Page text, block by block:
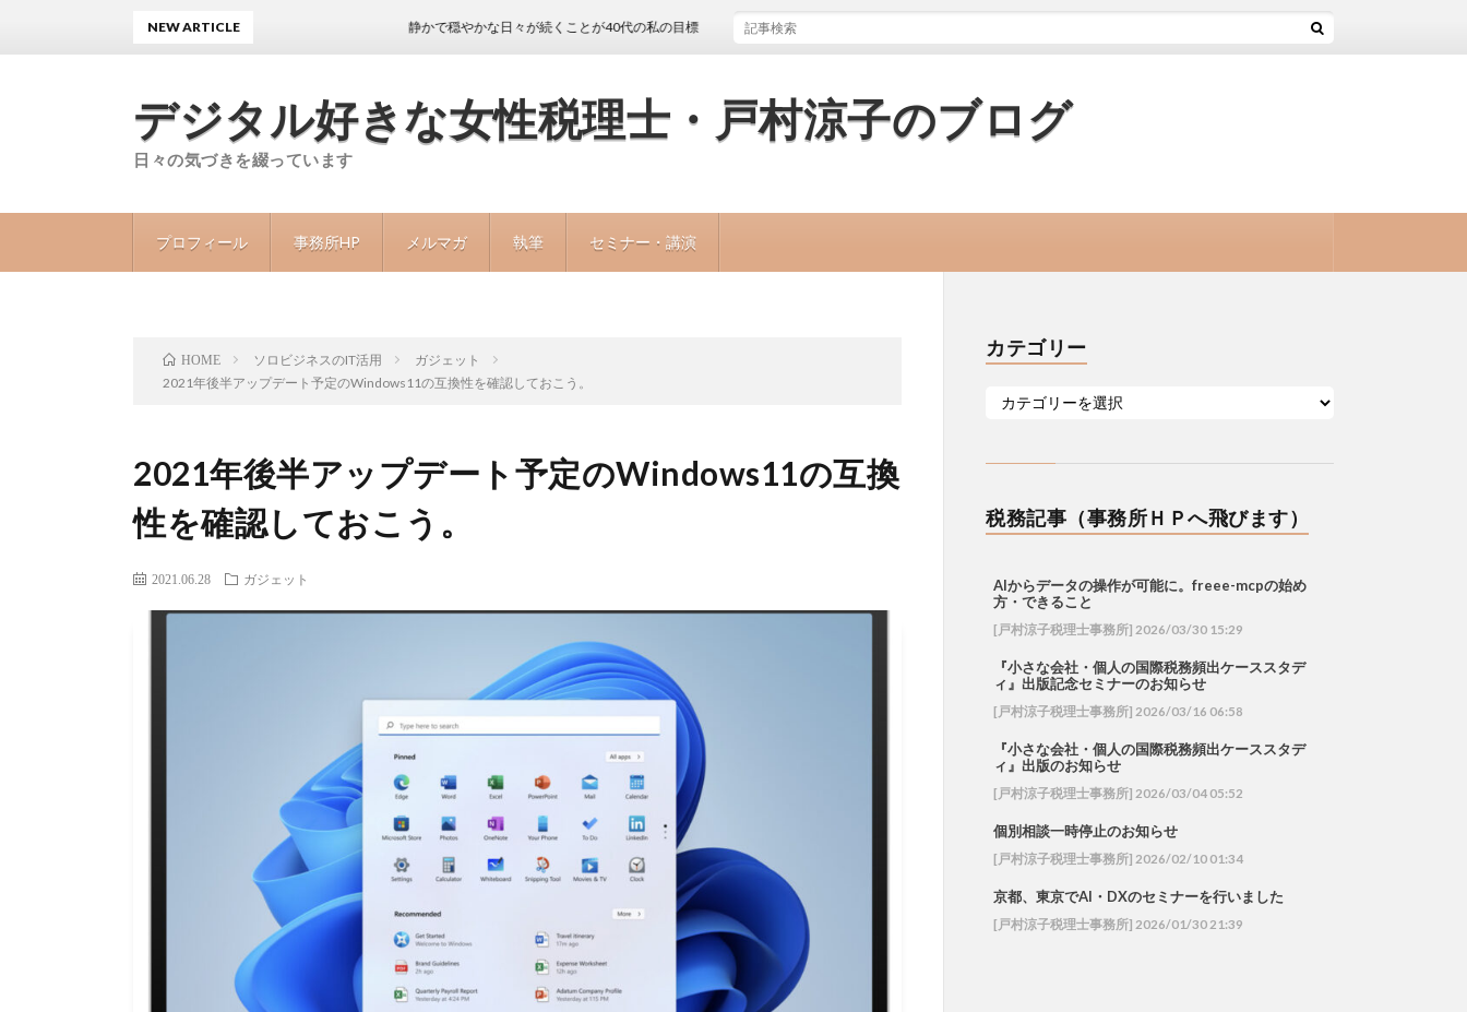
デジタル好きな女性税理士・戸村涼子のブログ
日々の気づきを綴っています
プロフィール 事務所HP メルマガ 執筆 セミナー・講演
NEW ARTICLE 静かで穏やかな日々が続くことが40代の私の目標
HOME ソロビジネスのIT活用
ガジェット
2021年後半アップデート予定のWindows11の互換性を確認しておこう。
2021年後半アップデート予定のWindows11の互換
性を確認しておこう。
2021.06.28 ガジェット
カテゴリー
税務記事（事務所ＨＰへ飛びます）
AIからデータの操作が可能に。freee-mcpの始め
方・できること
[戸村涼子税理士事務所] 2026/03/30 15:29
『小さな会社・個人の国際税務頻出ケーススタデ
ィ』出版記念セミナーのお知らせ
[戸村涼子税理士事務所] 2026/03/16 06:58
『小さな会社・個人の国際税務頻出ケーススタデ
ィ』出版のお知らせ
[戸村涼子税理士事務所] 2026/03/04 05:52
個別相談一時停止のお知らせ
[戸村涼子税理士事務所] 2026/02/10 01:34
京都、東京でAI・DXのセミナーを行いました
[戸村涼子税理士事務所] 2026/01/30 21:39